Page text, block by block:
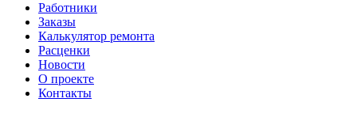
Работники
Заказы
Калькулятор ремонта
Расценки
Новости
О проекте
Контакты